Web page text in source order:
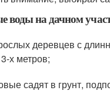
воды на дачном
деревцев с
х метров;
садят в грунт,